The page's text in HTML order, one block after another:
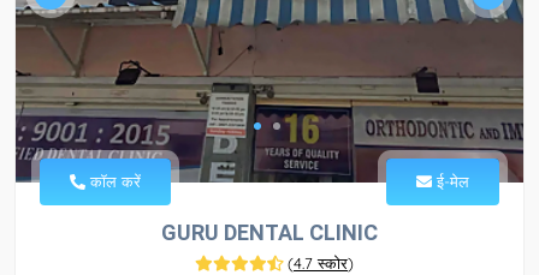
कॉल करें ई-मेल
GURU DENTAL CLINIC
(4.7 स्कोर)